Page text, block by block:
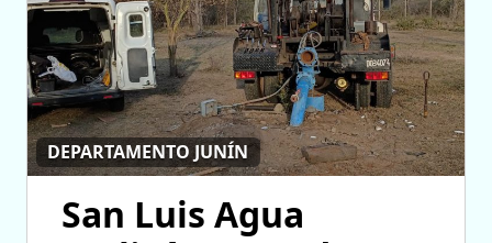
DEPARTAMENTO JUNÍN
San Luis Agua